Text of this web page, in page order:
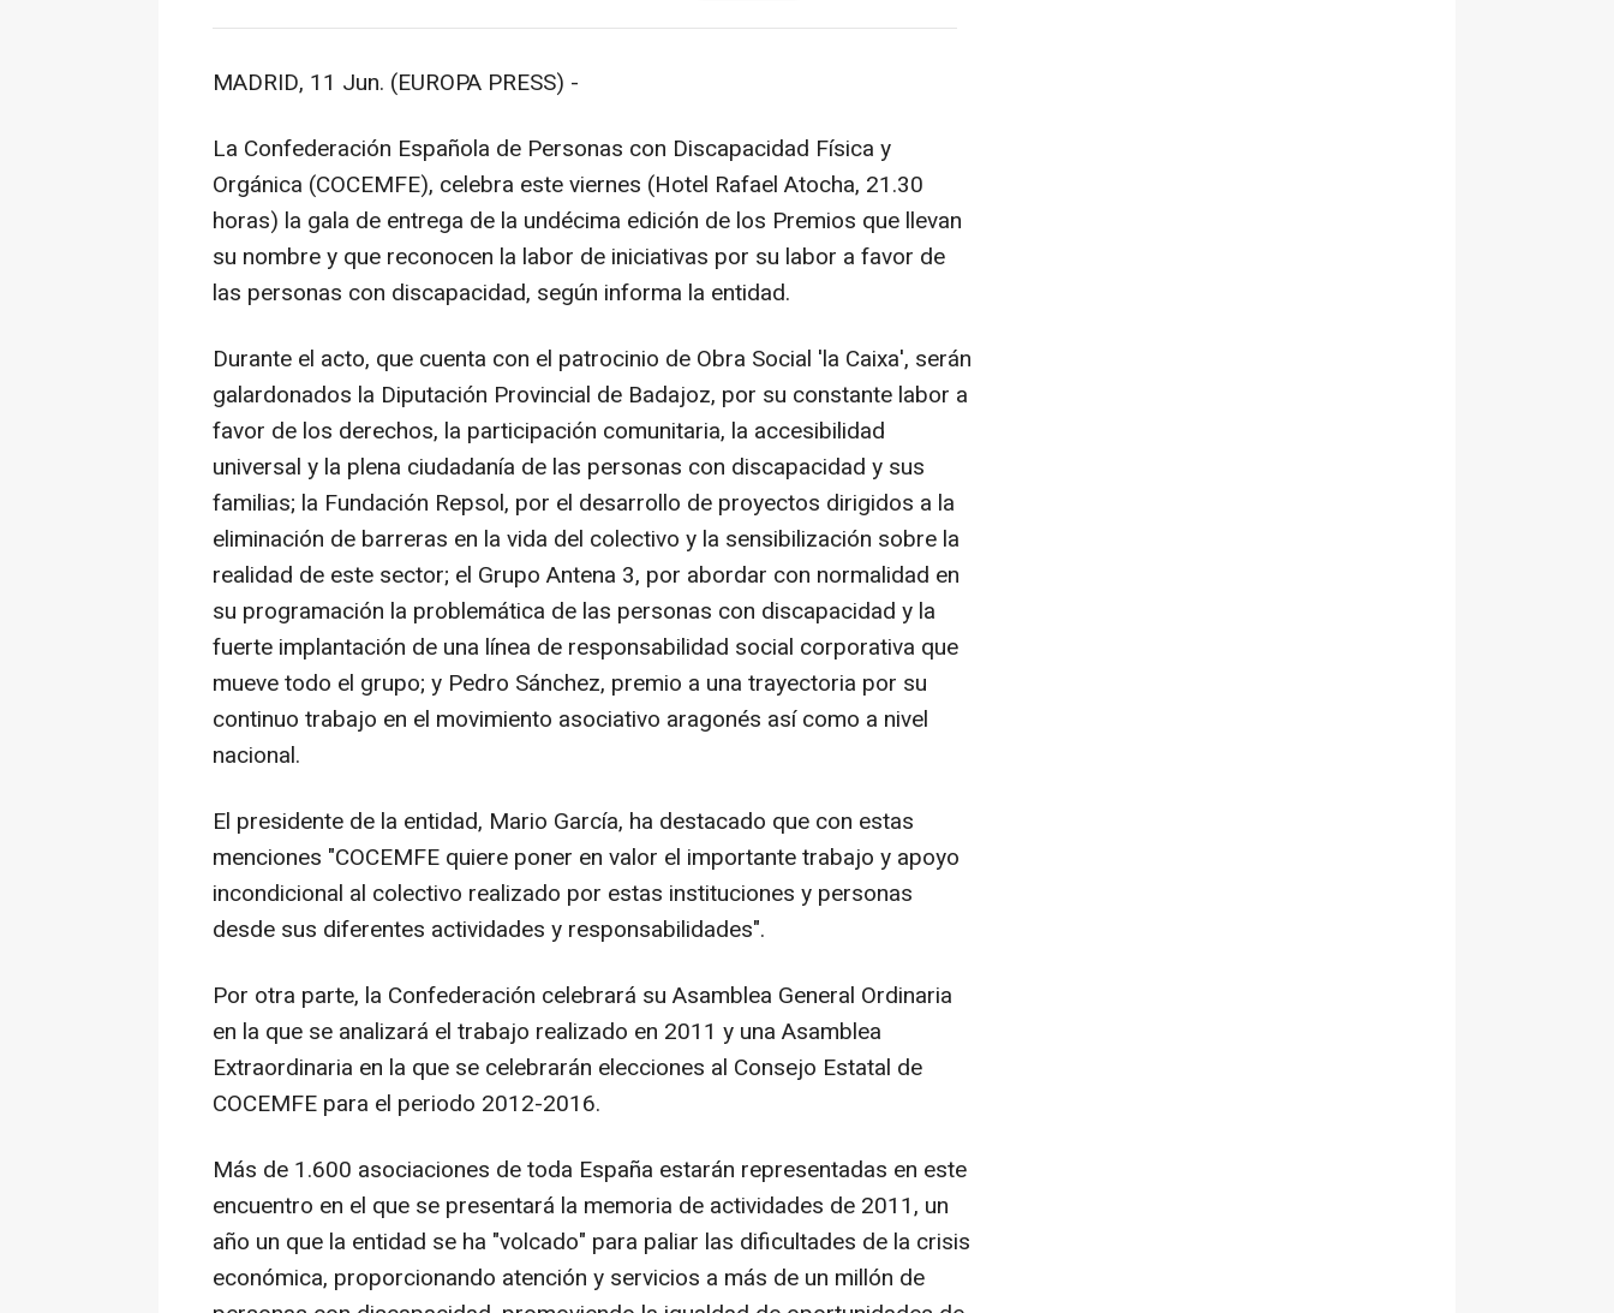
MADRID, 11 Jun. (EUROPA PRESS) -
La Confederación Española de Personas con Discapacidad Física y
Orgánica (COCEMFE), celebra este viernes (Hotel Rafael Atocha, 21.30
horas) la gala de entrega de la undécima edición de los Premios que llevan
su nombre y que reconocen la labor de iniciativas por su labor a favor de
las personas con discapacidad, según informa la entidad.
Durante el acto, que cuenta con el patrocinio de Obra Social 'la Caixa', serán
galardonados la Diputación Provincial de Badajoz, por su constante labor a
favor de los derechos, la participación comunitaria, la accesibilidad
universal y la plena ciudadanía de las personas con discapacidad y sus
familias; la Fundación Repsol, por el desarrollo de proyectos dirigidos a la
eliminación de barreras en la vida del colectivo y la sensibilización sobre la
realidad de este sector; el Grupo Antena 3, por abordar con normalidad en
su programación la problemática de las personas con discapacidad y la
fuerte implantación de una línea de responsabilidad social corporativa que
mueve todo el grupo; y Pedro Sánchez, premio a una trayectoria por su
continuo trabajo en el movimiento asociativo aragonés así como a nivel
nacional.
El presidente de la entidad, Mario García, ha destacado que con estas
menciones "COCEMFE quiere poner en valor el importante trabajo y apoyo
incondicional al colectivo realizado por estas instituciones y personas
desde sus diferentes actividades y responsabilidades".
Por otra parte, la Confederación celebrará su Asamblea General Ordinaria
en la que se analizará el trabajo realizado en 2011 y una Asamblea
Extraordinaria en la que se celebrarán elecciones al Consejo Estatal de
COCEMFE para el periodo 2012-2016.
Más de 1.600 asociaciones de toda España estarán representadas en este
encuentro en el que se presentará la memoria de actividades de 2011, un
año un que la entidad se ha "volcado" para paliar las dificultades de la crisis
económica, proporcionando atención y servicios a más de un millón de